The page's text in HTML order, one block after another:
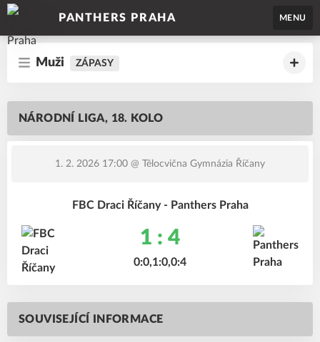
PANTHERS PRAHA MENU
Muži ZÁPASY
NÁRODNÍ LIGA, 18. KOLO
1. 2. 2026 17:00 @ Tělocvična Gymnázia Říčany
FBC Draci Říčany - Panthers Praha
1 : 4
0:0,1:0,0:4
SOUVISEJÍCÍ INFORMACE